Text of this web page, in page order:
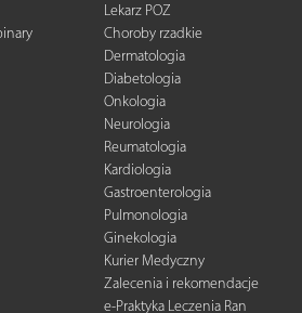
Lekarz POZ
Choroby rzadkie
Dermatologia
Diabetologia
Onkologia
Neurologia
Reumatologia
Kardiologia
Gastroenterologia
Pulmonologia
Ginekologia
Kurier Medyczny
Zalecenia i rekomendacje
e-Praktyka Leczenia Ran